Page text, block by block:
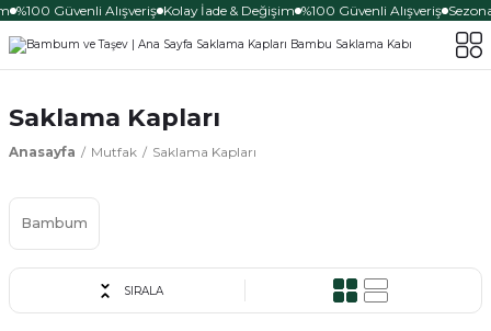
%100 Güvenli Alışveriş Kolay İade & Değişim %100 Güvenli Alışveriş
Saklama Kapları
Anasayfa Mutfak Saklama Kapları
Bambum
SIRALA